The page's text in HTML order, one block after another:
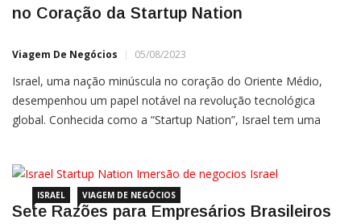
no Coração da Startup Nation
Viagem De Negócios 05/08/2023
Israel, uma nação minúscula no coração do Oriente Médio,
desempenhou um papel notável na revolução tecnológica
global. Conhecida como a “Startup Nation”, Israel tem uma
inovação
ISRAEL VIAGEM DE NEGÓCIOS
Sete Razões para Empresários Brasileiros